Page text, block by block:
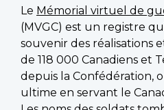
Le Mémorial virtuel de
(MVGC) est un registre
souvenir des réalisations
de 118 000 Canadiens et
depuis la Confédération,
ultime en servant le